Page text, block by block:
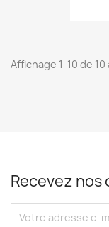
Affichage 1-10 de
Recevez